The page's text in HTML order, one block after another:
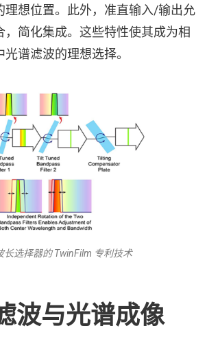
理想位置。此外，准直输入/输出允
，简化集成。这些特性使其成为相
谱滤波的理想选择。
长选择器的 TwinFilm 专利技术
波与光谱成像